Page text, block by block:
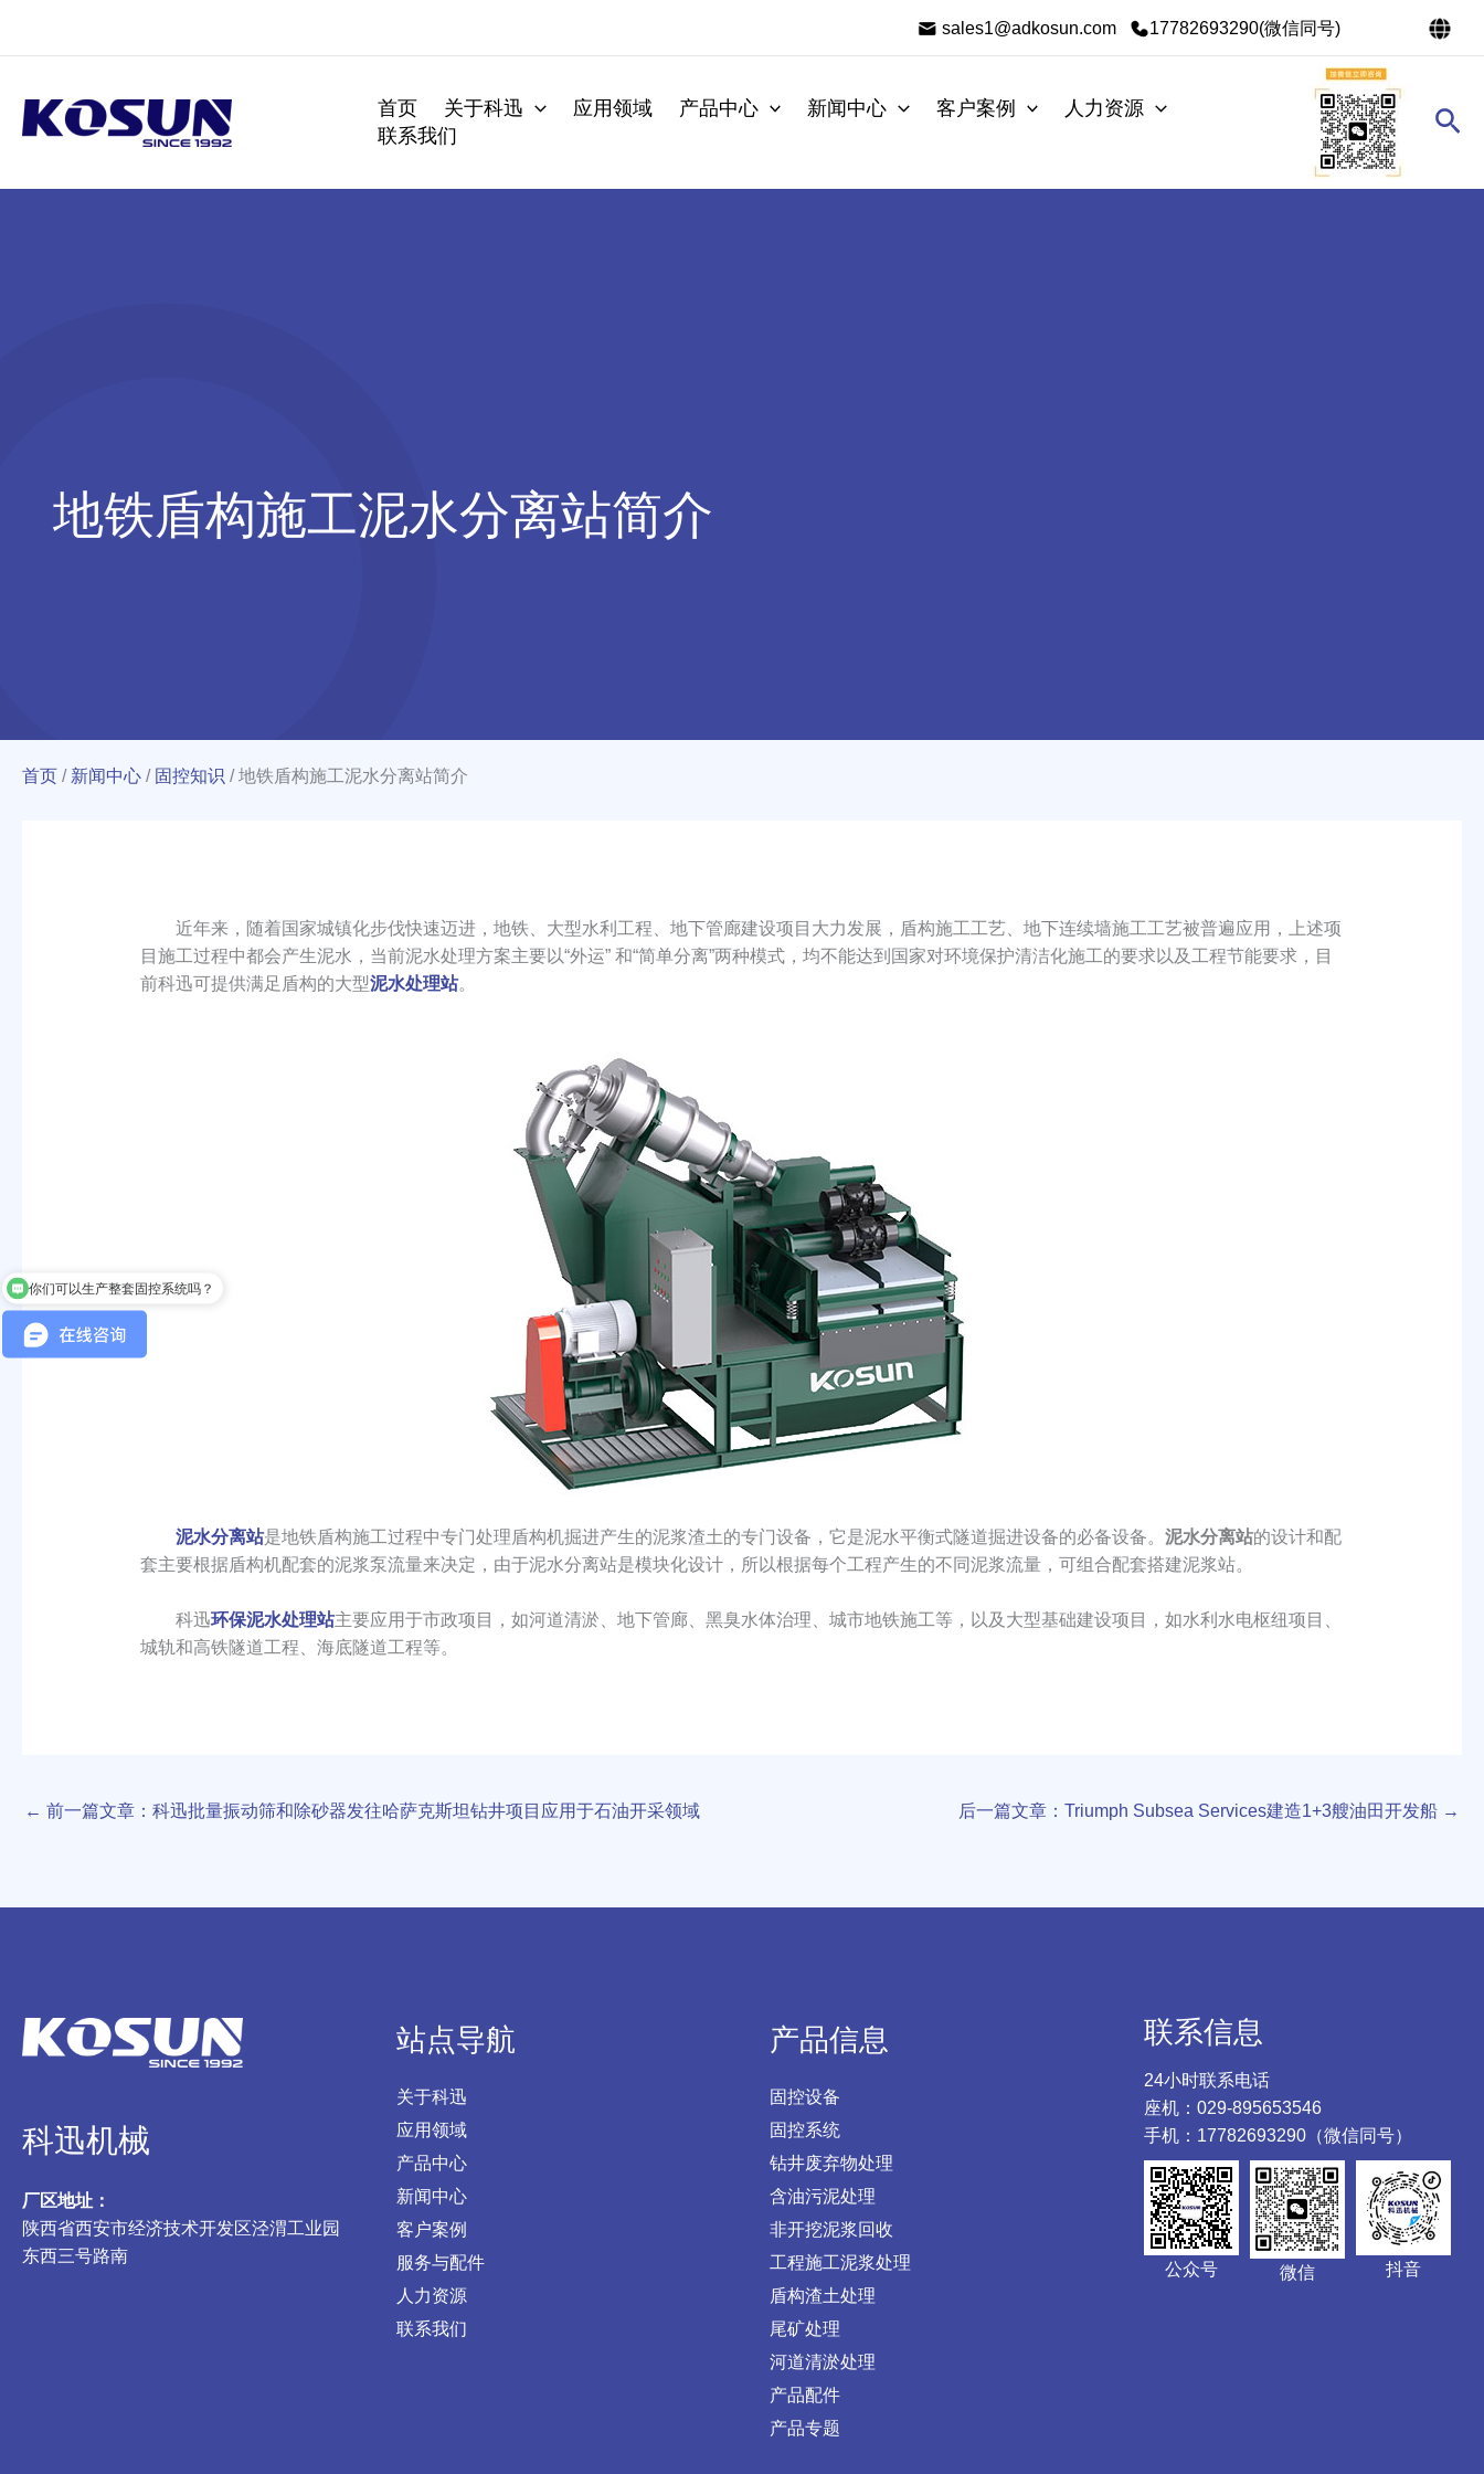
sales1@adkosun.com 17782693290(微信同号)
首页 关于科迅 应用领域 产品中心 新闻中心 客户案例
人力资源
联系我们
搜
地铁盾构施工泥水分离站简介
首页 / 新闻中心 / 固控知识 /地铁盾构施工泥水分离站简介
近年来，随着国家城镇化步伐快速迈进，地铁、大型水利工程、地下管廊建设项目大力发展，盾构施工工艺、地下连续墙施工工艺被普遍应用，上述项
目施工过程中都会产生泥水，当前泥水处理方案主要以“外运” 和“简单分离”两种模式，均不能达到国家对环境保护清洁化施工的要求以及工程节能要求，目
前科迅可提供满足盾构的大型泥水处理站。
泥水分离站是地铁盾构施工过程中专门处理盾构机掘进产生的泥浆渣土的专门设备，它是泥水平衡式隧道掘进设备的必备设备。 泥水分离站的设计和配
套主要根据盾构机配套的泥浆泵流量来决定，由于泥水分离站是模块化设计，所以根据每个工程产生的不同泥浆流量，可组合配套搭建泥浆站。
科迅环保泥水处理站主要应用于市政项目，如河道清淤、地下管廊、黑臭水体治理、城市地铁施工等，以及大型基础建设项目，如水利水电枢纽项目、
城轨和高铁隧道工程、海底隧道工程等。
← 前一篇文章：科迅批量振动筛和除砂器发往哈萨克斯坦钻井项目应用于石油开采领域 后一篇文章：Triumph Subsea Services建造1+3艘油田开发船 →
科迅机械
厂区地址：
陕西省西安市经济技术开发区泾渭工业园
东西三号路南
站点导航
关于科迅
应用领域
产品中心
新闻中心
客户案例
服务与配件
人力资源
联系我们
产品信息
固控设备
固控系统
钻井废弃物处理
含油污泥处理
非开挖泥浆回收
工程施工泥浆处理
盾构渣土处理
尾矿处理
河道清淤处理
产品配件
产品专题
联系信息
24小时联系电话
座机：029-895653546
手机：17782693290（微信同号）
公众号 微信 抖音
你们可以生产整套固控系统吗？